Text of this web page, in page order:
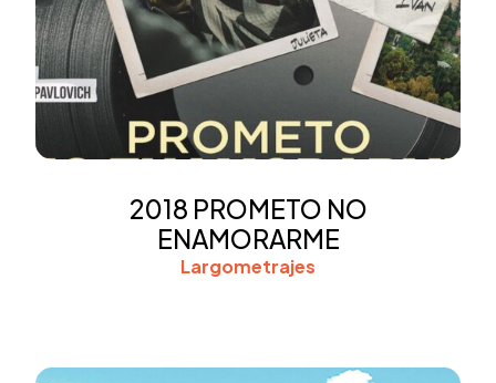
2018 PROMETO NO
ENAMORARME
Largometrajes